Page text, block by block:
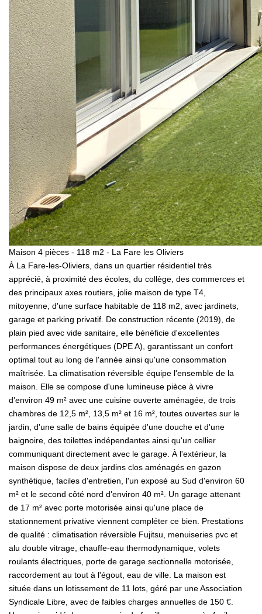
Maison 4 pièces - 118 m2 - La Fare les Oliviers
À La Fare-les-Oliviers, dans un quartier résidentiel très
apprécié, à proximité des écoles, du collège, des commerces et
des principaux axes routiers, jolie maison de type T4,
mitoyenne, d'une surface habitable de 118 m2, avec jardinets,
garage et parking privatif. De construction récente (2019), de
plain pied avec vide sanitaire, elle bénéficie d'excellentes
performances énergétiques (DPE A), garantissant un confort
optimal tout au long de l'année ainsi qu'une consommation
maîtrisée. La climatisation réversible équipe l'ensemble de la
maison. Elle se compose d'une lumineuse pièce à vivre
d'environ 49 m² avec une cuisine ouverte aménagée, de trois
chambres de 12,5 m², 13,5 m² et 16 m², toutes ouvertes sur le
jardin, d'une salle de bains équipée d'une douche et d'une
baignoire, des toilettes indépendantes ainsi qu'un cellier
communiquant directement avec le garage. À l'extérieur, la
maison dispose de deux jardins clos aménagés en gazon
synthétique, faciles d'entretien, l'un exposé au Sud d'environ 60
m² et le second côté nord d'environ 40 m². Un garage attenant
de 17 m² avec porte motorisée ainsi qu'une place de
stationnement privative viennent compléter ce bien. Prestations
de qualité : climatisation réversible Fujitsu, menuiseries pvc et
alu double vitrage, chauffe-eau thermodynamique, volets
roulants électriques, porte de garage sectionnelle motorisée,
raccordement au tout à l'égout, eau de ville. La maison est
située dans un lotissement de 11 lots, géré par une Association
Syndicale Libre, avec de faibles charges annuelles de 150 €.